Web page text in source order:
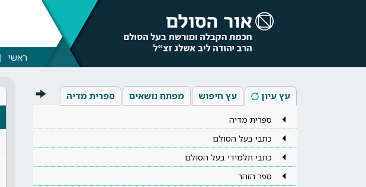
ראשי
עץ עיון עץ חיפוש מפתח נושאים ספרית מדיה
ספרית מדיה
כתבי בעל הסולם
כתבי תלמידי בעל הסולם
ספר הזהר